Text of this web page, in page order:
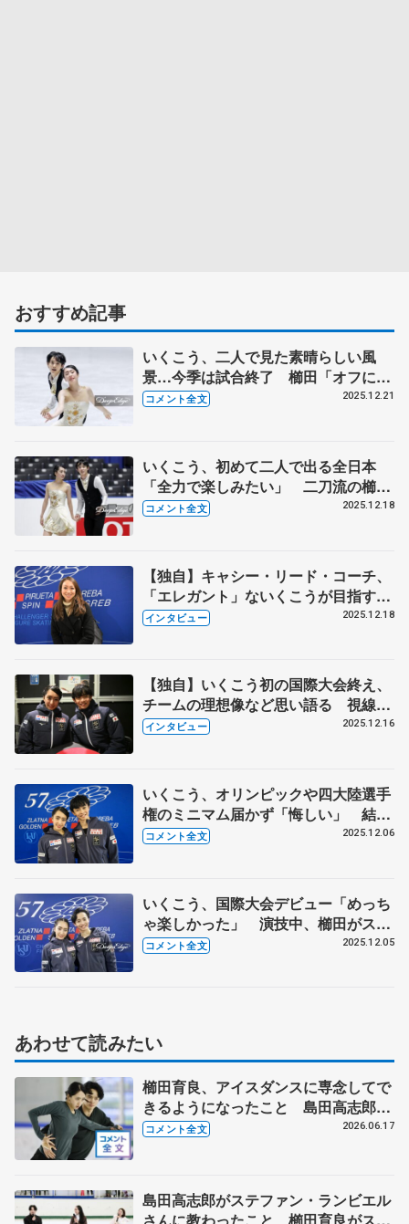
おすすめ記事
いくこう、二人で見た素晴らしい風
景…今季は試合終了 櫛田「オフにで
きることを精いっぱいやってビックリ
ー】
コメント全文 2025.12.21
いくこう、初めて二人で出る全日本
「全力で楽しみたい」 二刀流の櫛田
はできるだけ体力温存【全日本フィギ
コメント全文 2025.12.18
【独自】キャシー・リード・コーチ、
「エレガント」ないくこうが目指すの
はパパシゼ 元オリンピック日本代表
インタビュー 2025.12.18
【独自】いくこう初の国際大会終え、
チームの理想像など思い語る 視線は
2030年オリンピック、憧れのアイスダ
インタビュー 2025.12.16
いくこう、オリンピックや四大陸選手
権のミニマム届かず「悔しい」 結成
１年目、初の国際試合で得たものと
コメント全文 2025.12.06
いくこう、国際大会デビュー「めっち
ゃ楽しかった」 演技中、櫛田がステ
ップでバランスを崩していた島田にか
コメント全文 2025.12.05
あわせて読みたい
櫛田育良、アイスダンスに専念してで
きるようになったこと 島田高志郎、
呼吸を合わせて前へ 【木下グループ/
コメント全文 2026.06.17
島田高志郎がステファン・ランビエル